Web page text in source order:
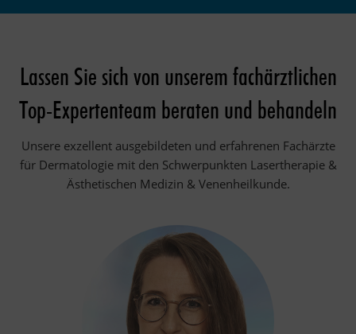
Lassen Sie sich von unserem fachärztlichen
Top-Expertenteam beraten und behandeln
Unsere exzellent ausgebildeten und erfahrenen Fachärzte
für Dermatologie mit den Schwerpunkten Lasertherapie &
Ästhetischen Medizin & Venenheilkunde.